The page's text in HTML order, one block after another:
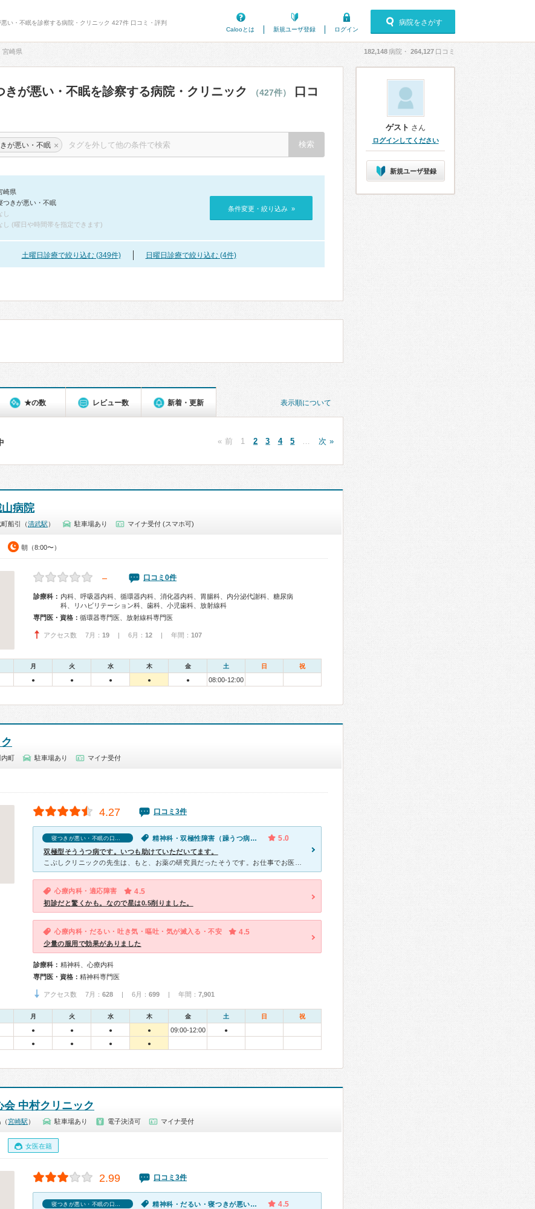
い・不眠を診察する病院・クリニック 427件 口コミ・評判
Calooとは
新規ユーザ登録 ログイン
病院をさがす
宮崎県 182,148病院・ 264,127 口コミ
きが悪い・不眠を診察する病院・クリニック （427件）
口コ
が悪い・不眠 ×
崎県
つきが悪い・不眠
し
し (曜日や時間帯を指定できます)
条件変更・絞り込み »
土曜日診療で絞り込む (349件) 日曜日診療で絞り込む (4件)
表示順について
★の数 レビュー数 新着・更新
« 前 1 2 3 4 5 次 »
病院
船引（清武駅 ） 駐車場あり マイナ受付 (スマホ可)
朝（8:00〜）
－ 口コミ0件
診療科： 内科、呼吸器内科、循環器内科、消化器内科、胃腸科、内分泌代謝科、糖尿病
科、リハビリテーション科、歯科、小児歯科、放射線科
専門医・資格： 循環器専門医、放射線科専門医
アクセス数 7月： 19 | 6月： 12 | 年間： 107
月 火 水 木 金 土 日 祝
● ● ● ● ● 08:00-12:00
内町 駐車場あり マイナ受付
4.27 口コミ3件
寝つきが悪い・不眠の口コミ 精神科・双極性障害（躁うつ病）・だるい・寝つきが悪い・不眠・気が滅入る・不安・気分が異常に高揚している 5.0
双極型そううつ病です。いつも助けていただいてます。
心療内科・適応障害 4.5
初診だと驚くかも。なので星は0.5削りました。
心療内科・だるい・吐き気・嘔吐・気が滅入る・不安 4.5
少量の服用で効果がありました
診療科： 精神科、心療内科
専門医・資格： 精神科専門医
アクセス数 7月： 628 | 6月： 699 | 年間： 7,901
月 火 水 木 金 土 日 祝
● ● ● ● 09:00-12:00 ●
● ● ● ●
会 中村クリニック
宮崎駅 ） 駐車場あり 電子決済可 マイナ受付
女医在籍
2.99 口コミ3件
寝つきが悪い・不眠の口コミ 精神科・だるい・寝つきが悪い・不眠・気が滅入る・不安・幻想・妄想 4.5
ゲスト さん
ログインしてください
新規ユーザ登録